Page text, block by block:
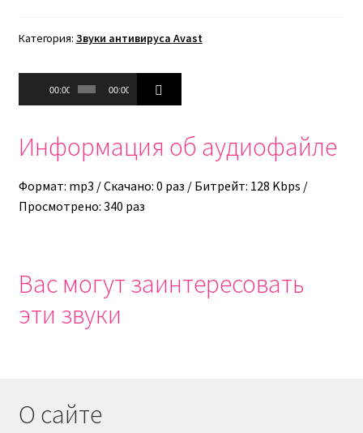
Категория: Звуки антивируса Avast
Аудиоплеер
00:00 00:00
Информация об аудиофайле
Формат: mp3 / Скачано: 0 раз / Битрейт: 128 Kbps /
Просмотрено: 340 раз
Вас могут заинтересовать
эти звуки
О сайте